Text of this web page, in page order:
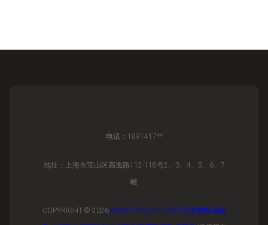
电话：1891417**
地址：上海市宝山区高逸路112-118号2、3、4、5、6、7
幢
COPYRIGHT © 2026 WWW.TFKODYT.COM 互联网数据服